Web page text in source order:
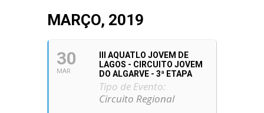
MARÇO, 2019
30
MAR
III AQUATLO JOVEM DE
LAGOS - CIRCUITO JOVEM
DO ALGARVE - 3ª ETAPA
Tipo de Evento:
Circuito Regional